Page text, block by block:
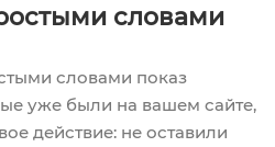
словами
словами показ
уже были на вашем сайте,
действие: не оставили